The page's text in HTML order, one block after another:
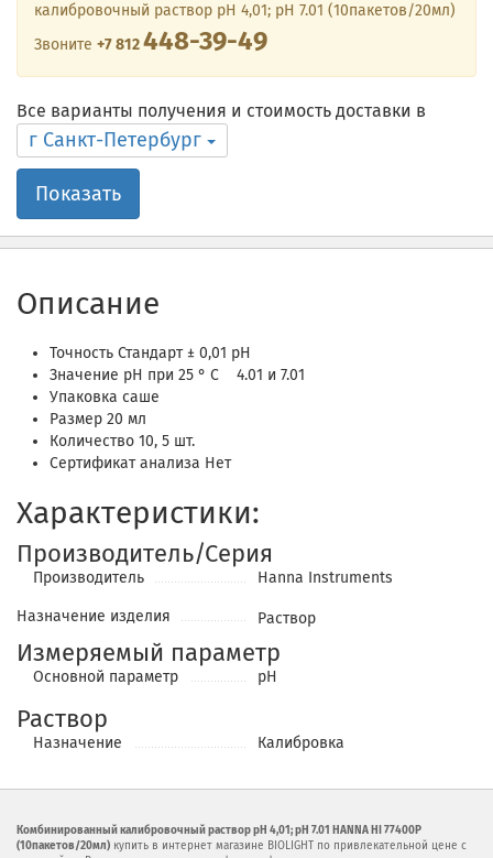
калибровочный раствор рН 4,01; рН 7.01 (10пакетов/20мл)
Звоните +7 812448-39-49
Все варианты получения и стоимость доставки в
г Санкт-Петербург
Показать
Описание
Точность Стандарт ± 0,01 pH
Значение pH при 25 ° C 4.01 и 7.01
Упаковка саше
Размер 20 мл
Количество 10, 5 шт.
Сертификат анализа Нет
Характеристики:
Производитель/Серия
Производитель Hanna Instruments
Назначение изделия Раствор
Измеряемый параметр
Основной параметр pH
Раствор
Назначение Калибровка
Комбинированный калибровочный раствор рН 4,01; рН 7.01 HANNA HI 77400P
(10пакетов/20мл) купить в интернет магазине BIOLIGHT по привлекательной цене с